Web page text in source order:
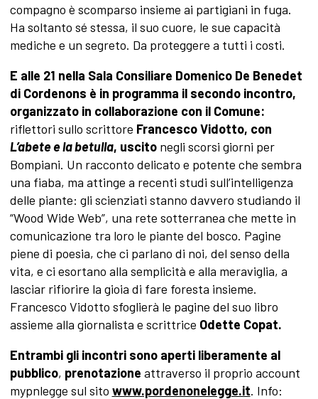
compagno è scomparso insieme ai partigiani in fuga.
Ha soltanto sé stessa, il suo cuore, le sue capacità
mediche e un segreto. Da proteggere a tutti i costi.
E alle 21 nella Sala Consiliare Domenico De Benedet
di Cordenons è in programma il secondo incontro,
organizzato in collaborazione con il Comune:
riflettori sullo scrittore Francesco Vidotto, con
L’abete e la betulla, uscito negli scorsi giorni per
Bompiani. Un racconto delicato e potente che sembra
una fiaba, ma attinge a recenti studi sull’intelligenza
delle piante: gli scienziati stanno davvero studiando il
“Wood Wide Web”, una rete sotterranea che mette in
comunicazione tra loro le piante del bosco. Pagine
piene di poesia, che ci parlano di noi, del senso della
vita, e ci esortano alla semplicità e alla meraviglia, a
lasciar rifiorire la gioia di fare foresta insieme.
Francesco Vidotto sfoglierà le pagine del suo libro
assieme alla giornalista e scrittrice Odette Copat.
Entrambi gli incontri sono aperti liberamente al
pubblico, prenotazione attraverso il proprio account
mypnlegge sul sito www.pordenonelegge.it. Info: